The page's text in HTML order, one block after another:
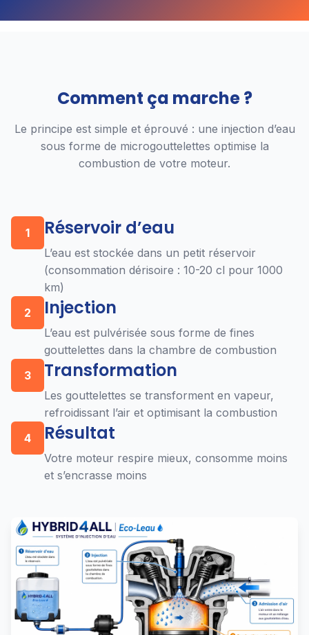
Comment ça marche ?
Le principe est simple et éprouvé : une injection d’eau
sous forme de microgouttelettes optimise la
combustion de votre moteur.
1 Réservoir d’eau
L’eau est stockée dans un petit réservoir
(consommation dérisoire : 10-20 cl pour 1000
km)
2
Injection
L’eau est pulvérisée sous forme de fines
gouttelettes dans la chambre de combustion
3
Transformation
Les gouttelettes se transforment en vapeur,
refroidissant l’air et optimisant la combustion
4
Résultat
Votre moteur respire mieux, consomme moins
et s’encrasse moins